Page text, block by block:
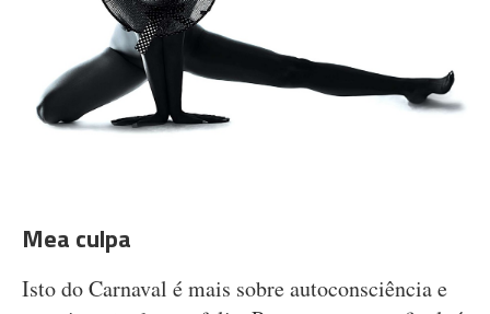
Mea culpa
Isto do Carnaval é mais sobre autoconsciência e